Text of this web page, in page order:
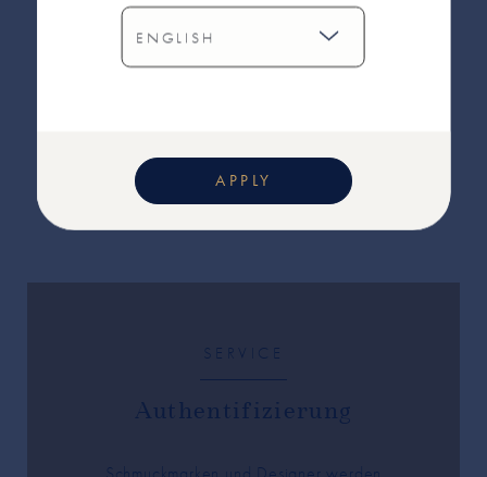
SERVICE
Authentifizierung
APPLY